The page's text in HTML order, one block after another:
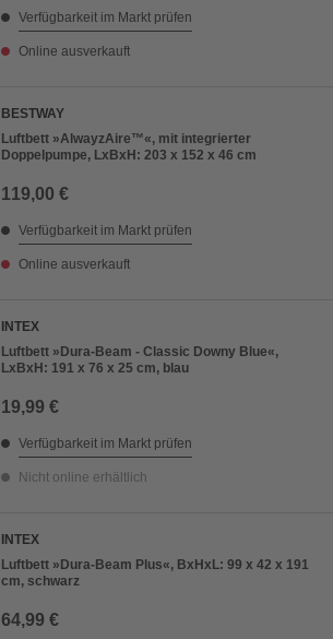
Verfügbarkeit im Markt prüfen
Online ausverkauft
BESTWAY
Luftbett »AlwayzAire™«, mit integrierter
Doppelpumpe, LxBxH: 203 x 152 x 46 cm
119,00 €
Verfügbarkeit im Markt prüfen
Online ausverkauft
INTEX
Luftbett »Dura-Beam - Classic Downy Blue«,
LxBxH: 191 x 76 x 25 cm, blau
19,99 €
Verfügbarkeit im Markt prüfen
Nicht online erhältlich
INTEX
Luftbett »Dura-Beam Plus«, BxHxL: 99 x 42 x 191
cm, schwarz
64,99 €